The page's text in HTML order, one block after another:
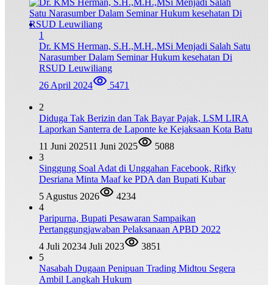
1
Dr. KMS Herman, S.H.,M.H.,MSi Menjadi Salah Satu
Narasumber Dalam Seminar Hukum kesehatan Di
RSUD Leuwiliang
26 April 2024
5471
2
Diduga Tak Berizin dan Tak Bayar Pajak, LSM LIRA
Laporkan Santerra de Laponte ke Kejaksaan Kota Batu
11 Juni 202511 Juni 2025
5088
3
Singgung Soal Adat di Unggahan Facebook, Rifky
Desriana Minta Maaf ke PDA dan Bupati Kubar
5 Agustus 2026
4234
4
Paripurna, Bupati Pesawaran Sampaikan
Pertanggungjawaban Pelaksanaan APBD 2022
4 Juli 20234 Juli 2023
3851
5
Nasabah Dugaan Penipuan Trading Midtou Segera
Ambil Langkah Hukum